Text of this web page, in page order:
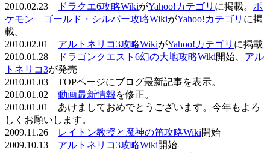
2010.02.23
ドラクエ6攻略WikiがYahoo!カテゴリ に掲載。 ポ
ケモン ゴールド・シルバー攻略WikiがYahoo!カテゴリ に掲
載。
2010.02.01 アルトネリコ3攻略WikiがYahoo!カテゴリ に掲載
2010.01.28
ドラゴンクエスト6幻の大地攻略Wiki開始、 アル
トネリコ3が発売
2010.01.03 TOPページにブログ最新記事を表示。
2010.01.02 動画最新情報 を修正。
2010.01.01 あけましておめでとうございます。今年もよろ
しくお願いします。
2009.11.26
レイトン教授と魔神の笛攻略Wiki開始
2009.10.13 アルトネリコ3攻略Wiki開始